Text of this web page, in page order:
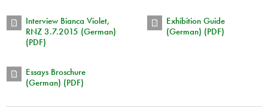
Interview Bianca Violet,
RNZ 3.7.2015 (German)
(PDF)
Exhibition Guide
(German) (PDF)
Essays Broschure
(German) (PDF)